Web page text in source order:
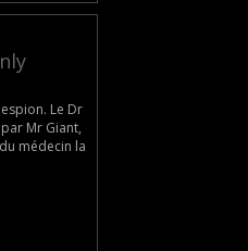
Le Dr
Mr Giant,
médecin la